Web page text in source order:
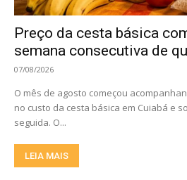
Preço da cesta básica
semana consecutiva de
07/08/2026
O mês de agosto começou
no custo da cesta básica em Cuiabá e
seguida. O...
LEIA MAIS